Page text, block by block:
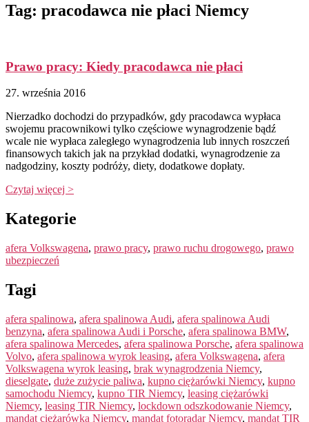
Tag: pracodawca nie płaci Niemcy
Prawo pracy: Kiedy pracodawca nie płaci
27. września 2016
Nierzadko dochodzi do przypadków, gdy pracodawca wypłaca
swojemu pracownikowi tylko częściowe wynagrodzenie bądź
wcale nie wypłaca zaległego wynagrodzenia lub innych roszczeń
finansowych takich jak na przykład dodatki, wynagrodzenie za
nadgodziny, koszty podróży, diety, dodatkowe dopłaty.
Czytaj więcej >
Kategorie
afera Volkswagena, prawo pracy, prawo ruchu drogowego, prawo
ubezpieczeń
Tagi
afera spalinowa, afera spalinowa Audi, afera spalinowa Audi
benzyna, afera spalinowa Audi i Porsche, afera spalinowa BMW,
afera spalinowa Mercedes, afera spalinowa Porsche, afera spalinowa
Volvo, afera spalinowa wyrok leasing, afera Volkswagena, afera
Volkswagena wyrok leasing, brak wynagrodzenia Niemcy,
dieselgate, duże zużycie paliwa, kupno ciężarówki Niemcy, kupno
samochodu Niemcy, kupno TIR Niemcy, leasing ciężarówki
Niemcy, leasing TIR Niemcy, lockdown odszkodowanie Niemcy,
mandat ciężarówka Niemcy, mandat fotoradar Niemcy, mandat TIR